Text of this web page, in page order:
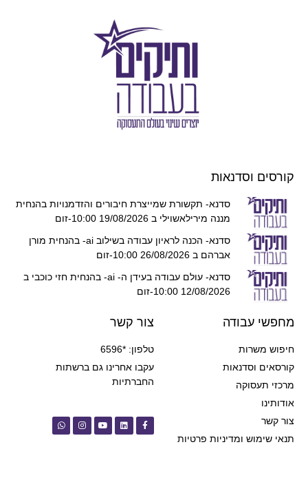
קורסים וסדנאות
סדנא- תקשורת שמייצרת חיבורים והזדמנויות בהנחית
מננה מירילאשוילי ב 19/08/2026 10:00-זום
סדנא- הכנה לראיון עבודה בשילוב ai- בהנחית מורן
אברהם ב 26/08/2026 10:00-זום
סדנא- עולם עבודה בעידן ה- ai- בהנחית חזי כוכבי ב
12/08/2026 10:00-זום
מחפשי עבודה
חיפוש משרות
קורסאים וסדנאות
מרכזי תעסוקה
אודותינו
צור קשר
תנאי שימוש ומדיניות פרטיות
צור קשר
טלפון: *6596
עקבו אחרינו גם ברשתות
החברתיות